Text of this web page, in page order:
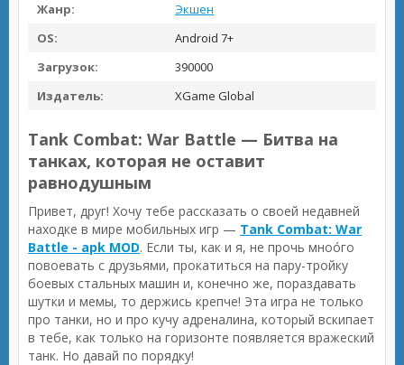
Жанр:
Экшен
OS:
Android 7+
Загрузок:
390000
Издатель:
XGame Global
Tank Combat: War Battle — Битва на
танках, которая не оставит
равнодушным
Привет, друг! Хочу тебе рассказать о своей недавней
находке в мире мобильных игр — Tank Combat: War
Battle - apk MOD. Если ты, как и я, не прочь мноóго
повоевать с друзьями, прокатиться на пару-тройку
боевых стальных машин и, конечно же, пораздавать
шутки и мемы, то держись крепче! Эта игра не только
про танки, но и про кучу адреналина, который вскипает
в тебе, как только на горизонте появляется вражеский
танк. Но давай по порядку!